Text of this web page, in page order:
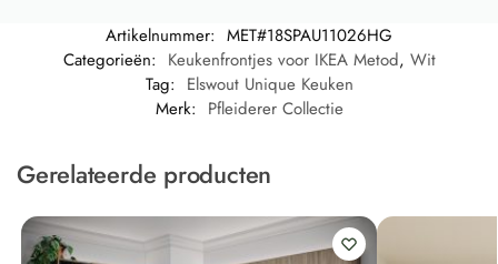
Artikelnummer: MET#18SPAU11026HG
Categorieën: Keukenfrontjes voor IKEA Metod, Wit
Tag: Elswout Unique Keuken
Merk: Pfleiderer Collectie
Gerelateerde producten